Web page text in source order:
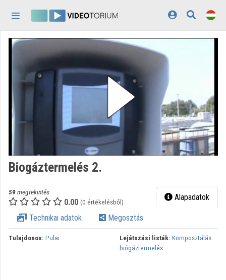
Kezdőlap
Bejelentkezés
Felfedezés
Lejátszási listák
Közreműködők
Megjelenés:
Biogáztermelés 2.
59megtekintés
0.00 (0 értékelésből) Alapadatok
Technikai adatok Megosztás
Tulajdonos: Pulai Lejátszási listák: Komposztálás
biógáztermelés